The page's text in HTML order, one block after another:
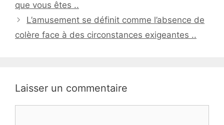
que vous êtes ..
L’amusement se définit comme l’absence de
colère face à des circonstances exigeantes ..
Laisser un commentaire